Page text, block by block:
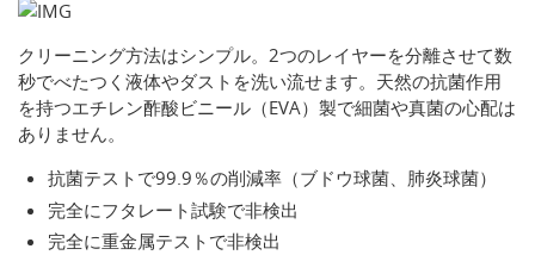
クリーニング方法はシンプル。2つのレイヤーを分離させて数
秒でべたつく液体やダストを洗い流せます。天然の抗菌作用
を持つエチレン酢酸ビニール（EVA）製で細菌や真菌の心配は
ありません。
抗菌テストで99.9％の削減率（ブドウ球菌、肺炎球菌）
完全にフタレート試験で非検出
完全に重金属テストで非検出